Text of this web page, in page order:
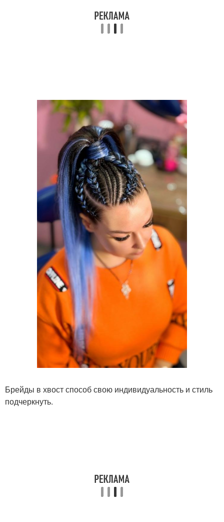
Брейды в хвост способ свою индивидуальность и стиль
подчеркнуть.